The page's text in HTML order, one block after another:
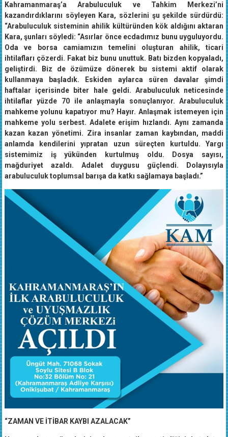
Kahramanmaraş’a Arabuluculuk ve Tahkim Merkezi’ni
kazandırdıklarını söyleyen Kara, sözlerini şu şekilde sürdürdü:
“Arabuluculuk sisteminin ahilik kültüründen kök aldığını aktaran
Kara, şunları söyledi: “Asırlar önce ecdadımız bunu uyguluyordu.
Oda ve borsa camiamızın temelini oluşturan ahilik, ticari
ihtilafları çözerdi. Fakat biz bunu unuttuk. Batı bizden kopyaladı,
geliştirdi. Biz de özümüze dönerek bu sistemi aktif olarak
kullanmaya başladık. Eskiden aylarca süren davalar şimdi
haftalar içerisinde biter hale geldi. Arabuluculuk neticesinde
ihtilaflar yüzde 70 ile anlaşmayla sonuçlanıyor. Arabuluculuk
mahkeme yolunu kapatıyor mu? Hayır. Anlaşmak istemeyen için
mahkeme yolu serbest. Adalete erişim hızlandı. Aynı zamanda
kazan kazan yönetimi. Zira insanlar zaman kaybından, maddi
anlamda kendilerini yıpratan uzun süreçten kurtuldu. Yargı
sistemimiz iş yükünden kurtulmuş oldu. Dosya sayısı,
mağduriyet azaldı. Adalet duygusu güçlendi. Dolayısıyla
arabuluculuk toplumsal barışa da katkı sağlamaya başladı.”
“ZAMAN VE İTİBAR KAYBI AZALACAK”